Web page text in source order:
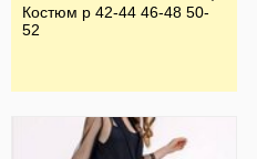
Костюм р 42-44 46-48 50-
52